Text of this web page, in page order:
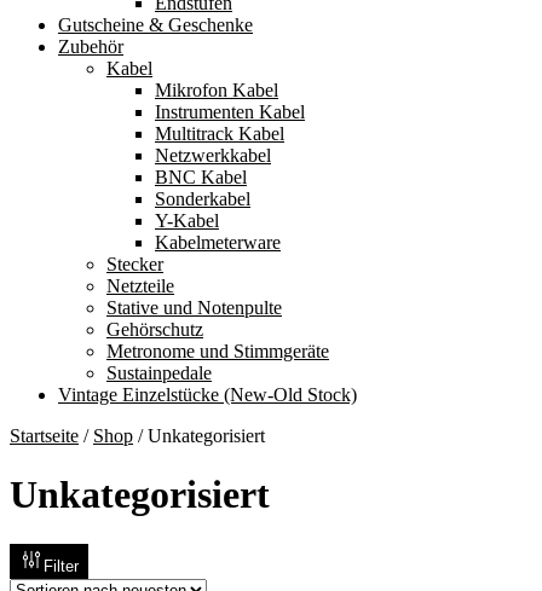
Gutscheine & Geschenke
Zubehör
Kabel
Mikrofon Kabel
Instrumenten Kabel
Multitrack Kabel
Netzwerkkabel
BNC Kabel
Sonderkabel
Y-Kabel
Kabelmeterware
Stecker
Netzteile
Stative und Notenpulte
Gehörschutz
Metronome und Stimmgeräte
Sustainpedale
Vintage Einzelstücke (New-Old Stock)
Startseite / Shop /Unkategorisiert
Unkategorisiert
Filter